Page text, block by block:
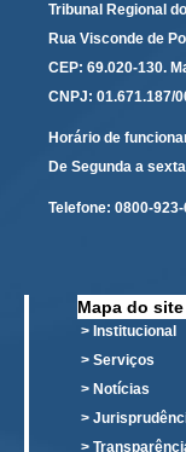
Tribunal Regional
Rua Visconde de
CEP: 69.020-130.
CNPJ: 01.671.187/
Horário de
De Segunda a
Telefone: 0800-
Mapa do site
> Institucional
> Serviços
> Notícias
>
>